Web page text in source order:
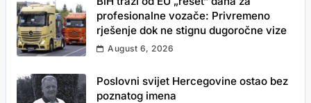
profesionalne vozače: Privremeno
rješenje dok ne stignu dugoročne vize
August 6, 2026
Poslovni svijet Hercegovine ostao bez
poznatog imena